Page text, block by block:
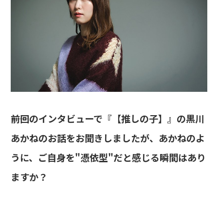
――前回のインタビューで『【推しの子】』の黒川
あかねのお話をお聞きしましたが、あかねのよ
うに、ご自身を"憑依型"だと感じる瞬間はあり
ますか？